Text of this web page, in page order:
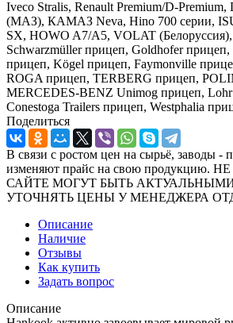
Iveco Stralis, Renault Premium/D-
(МАЗ), КАМАЗ Neva, Hino 700 серии,
SX, HOWO A7/A5, VOLAT
Schwarzmüller прицеп, Goldhofer
прицеп, Kögel прицеп, Faymonville
ROGA прицеп, TERBERG прицеп,
MERCEDES-BENZ Unimog прицеп,
Conestoga Trailers прицеп, Westphalia
Поделиться
В связи с ростом цен на сырьё, заводы -
изменяют прайс на свою продукцию.
САЙТЕ МОГУТ БЫТЬ
УТОЧНЯТЬ ЦЕНЫ У МЕНЕДЖЕРА
Описание
Наличие
Отзывы
Как купить
Задать вопрос
Описание